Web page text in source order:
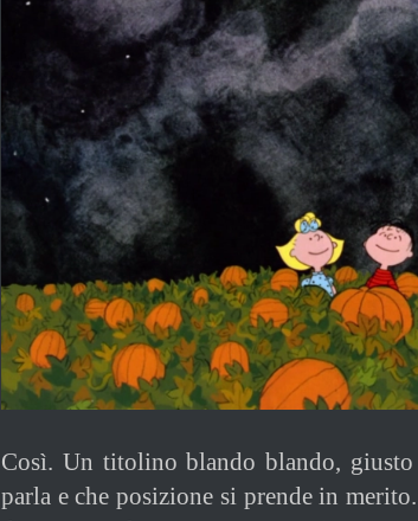
Così. Un titolino blando blando,
parla e che posizione si prende in